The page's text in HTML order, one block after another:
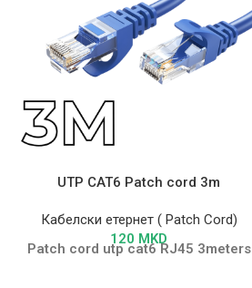
UTP CAT6 Patch cord 3m
Кабелски етернет ( Patch Cord)
120 MKD
Patch cord utp cat6 RJ45 3meters